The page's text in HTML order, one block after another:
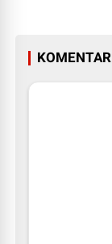
KOMENTAR